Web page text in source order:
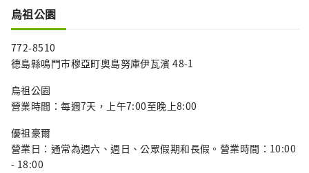
烏祖公園
772-8510
德島縣鳴門市穆亞町奧島努庫伊瓦濱 48-1
烏祖公園
營業時間：每週7天，上午7:00至晚上8:00
優祖豪爾
營業日：通常為週六、週日、公眾假期和長假。營業時間：10:00
- 18:00